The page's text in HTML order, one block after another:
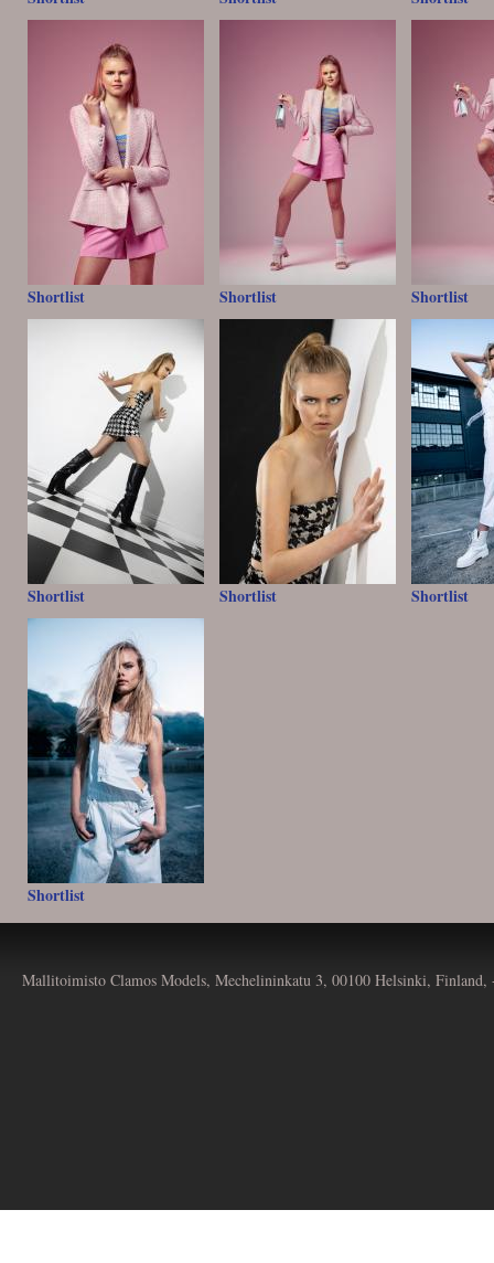
Shortlist Shortlist Shortlist
Shortlist Shortlist Shortlist
Shortlist
Mallitoimisto Clamos Models, Mechelininkatu 3, 00100 Helsinki,